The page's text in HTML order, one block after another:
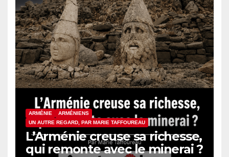
ARMÉNIE
ARMÉNIENS
UN AUTRE REGARD, PAR MARIE TAFFOUREAU
L’Arménie creuse sa richesse,
qui remonte avec le minerai ?